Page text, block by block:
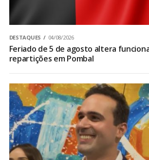
DESTAQUES 04/08/2026
Feriado de 5 de agosto altera
repartições em Pombal